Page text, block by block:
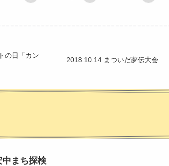
の日「カン
2018.10.14 まついだ夢伝大会
まち探検